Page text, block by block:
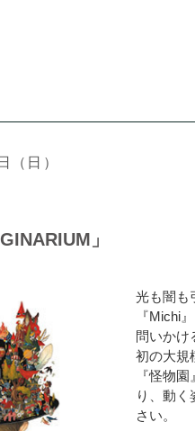
（日）
」
光も闇も
『Michi
問いかけ
初の大規
『怪物
り、動
さい。